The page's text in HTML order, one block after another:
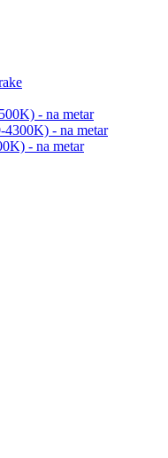
- na metar
4300K) - na metar
- na metar